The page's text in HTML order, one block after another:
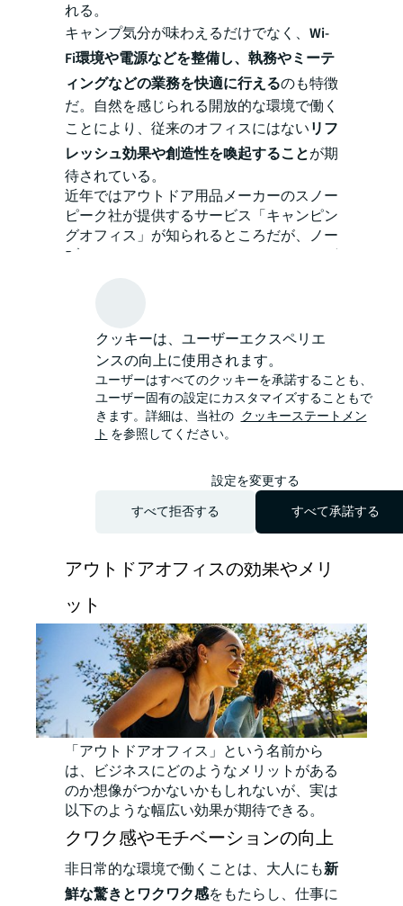
れる。
キャンプ気分が味わえるだけでなく、 Wi-
Fi環境や電源などを整備し、執務やミーテ
ィングなどの業務を快適に行えるのも特徴
だ。自然を感じられる開放的な環境で働く
ことにより、従来のオフィスにはないリフ
レッシュ効果や創造性を喚起することが期
待されている。
近年ではアウトドア用品メーカーのスノー
ピーク社が提供するサービス「キャンピン
グオフィス」が知られるところだが、ノー
ブランドでもアウトドアオフィスはさまざ
けるアウトドアオフ
ィスは、生産性やウ
ェルビーイング向上
ィスのあり方の1つ
アウトドアオフィスの効果やメリ
ット
「アウトドアオフィス」という名前から
は、ビジネスにどのようなメリットがある
のか想像がつかないかもしれないが、実は
以下のような幅広い効果が期待できる。
クワク感やモチベーションの向上
非日常的な環境で働くことは、大人にも新
鮮な驚きとワクワク感をもたらし、仕事に
クッキーは、ユーザーエクスペリエ
ンスの向上に使用されます。
ユーザーはすべてのクッキーを承諾することも、
ユーザー固有の設定にカスタマイズすることもで
きます。詳細は、当社の クッキーステートメン
トを参照してください。
設定を変更する
すべて拒否する
すべて承諾する